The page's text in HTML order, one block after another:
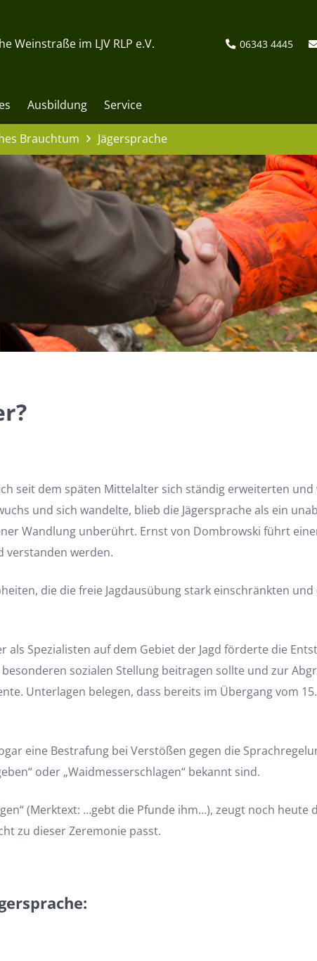
Weinstraße im LJV RLP e.V. 06343 4445
Ausbildung Service
Brauchtum Jägersprache
seit dem späten Mittelalter sich ständig erweiterten
und sich wandelte, blieb die Jägersprache als ein
Wandlung unberührt. Ernst von Dombrowski führt
verstanden werden.
die die freie Jagdausübung stark einschränkten
als Spezialisten auf dem Gebiet der Jagd förderte die
sozialen Stellung beitragen sollte und zur
Unterlagen belegen, dass bereits im Übergang vom
eine Bestrafung bei Verstößen gegen die
oder „Waidmesserschlagen“ bekannt sind.
(Merktext: …gebt die Pfunde ihm…), zeugt noch heute
zu dieser Zeremonie passt.